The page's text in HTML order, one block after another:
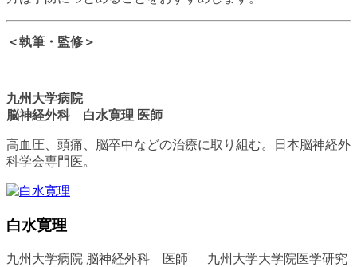
＜執筆・監修＞
九州大学病院
脳神経外科 白水寛理 医師
高血圧、頭痛、脳卒中などの治療に取り組む。日本脳神経外
科学会専門医。
白水寛理
九州大学病院 脳神経外科 医師 九州大学大学院医学研究